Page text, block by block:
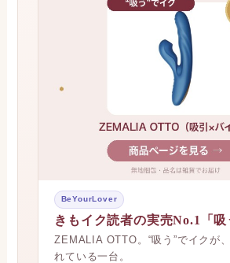
BeYourLover
きもイク読者の実売No.1「吸
ZEMALIA OTTO。“吸う”でイクが
れている一台。